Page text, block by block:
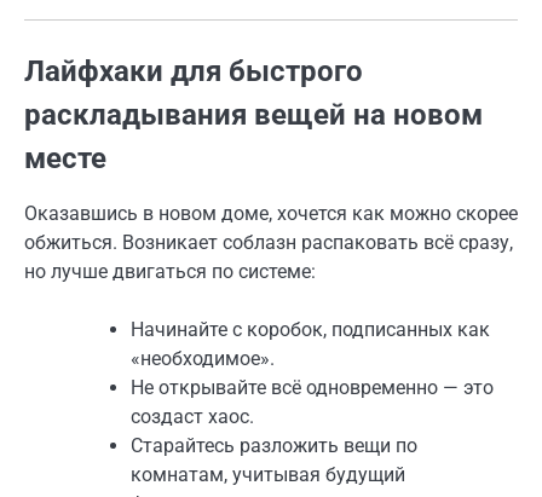
Лайфхаки для быстрого
раскладывания вещей на новом
месте
Оказавшись в новом доме, хочется как можно скорее
обжиться. Возникает соблазн распаковать всё сразу,
но лучше двигаться по системе:
Начинайте с коробок, подписанных как
«необходимое».
Не открывайте всё одновременно — это
создаст хаос.
Старайтесь разложить вещи по
комнатам, учитывая будущий